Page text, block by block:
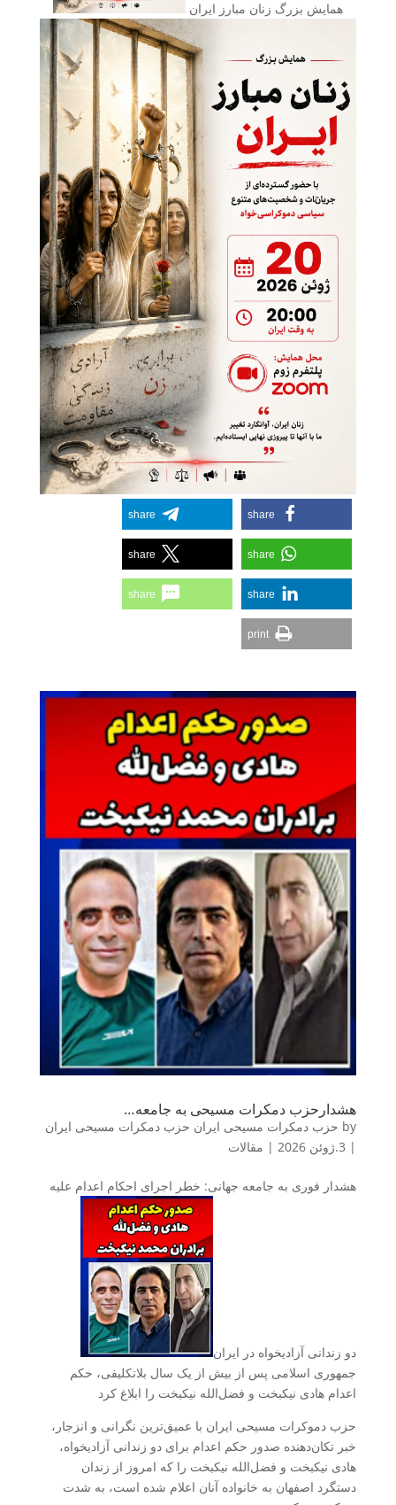
همایش بزرگ زنان مبارز ایران
share
share
share
share
share
share
print
هشدارحزب دمکرات مسیحی به جامعه…
by حزب دمکرات مسیحی ایران حزب دمکرات مسیحی ایران
| 3.ژوئن 2026 | مقالات
هشدار فوری به جامعه جهانی: خطر اجرای احکام اعدام علیه
دو زندانی آزادیخواه در ایران
جمهوری اسلامی پس از بیش از یک سال بلاتکلیفی، حکم
اعدام هادی نیکبخت و فضل‌الله نیکبخت را ابلاغ کرد
حزب دموکرات مسیحی ایران با عمیق‌ترین نگرانی و انزجار،
خبر تکان‌دهنده صدور حکم اعدام برای دو زندانی آزادیخواه،
هادی نیکبخت و فضل‌الله نیکبخت را که امروز از زندان
دستگرد اصفهان به خانواده آنان اعلام شده است، به شدت